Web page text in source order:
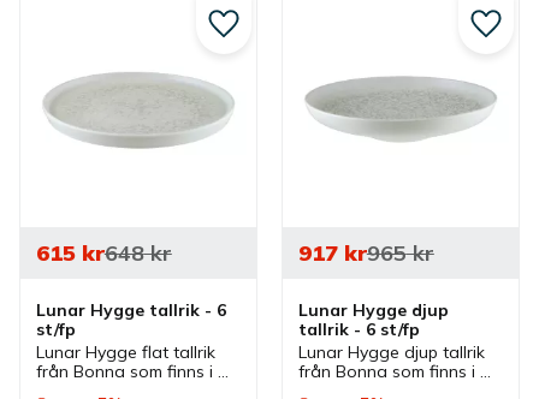
Lunar Hygge tallrik - 6
st/fp
Lunar Hygge flat tallrik
från Bonna som finns i
615kr648kr
Lägg till i favoriter
Lunar Hygge djup
tallrik - 6 st/fp
Lunar Hygge djup tallrik
från Bonna som finns i
917kr965kr
Lägg